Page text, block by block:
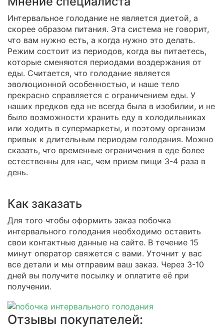
Интервальное голодание не является диетой, а
скорее образом питания. Эта система не говорит,
что вам нужно есть, а когда нужно это делать.
Режим состоит из периодов, когда вы питаетесь,
которые сменяются периодами воздержания от
еды. Считается, что голодание является
эволюционной особенностью, и наше тело
прекрасно справляется с ограничением еды. У
наших предков еда не всегда была в изобилии, и не
было возможности хранить еду в холодильниках
или ходить в супермаркеты, и поэтому организм
привык к длительным периодам голодания. Можно
сказать, что временные ограничения в еде более
естественны для нас, чем прием пищи 3-4 раза в
день.
Как заказать
Для того чтобы оформить заказ побочка
интервального голодания необходимо оставить
свои контактные данные на сайте. В течение 15
минут оператор свяжется с вами. Уточнит у вас
все детали и мы отправим ваш заказ. Через 3-10
дней вы получите посылку и оплатите её при
получении.
Отзывы покупателей: